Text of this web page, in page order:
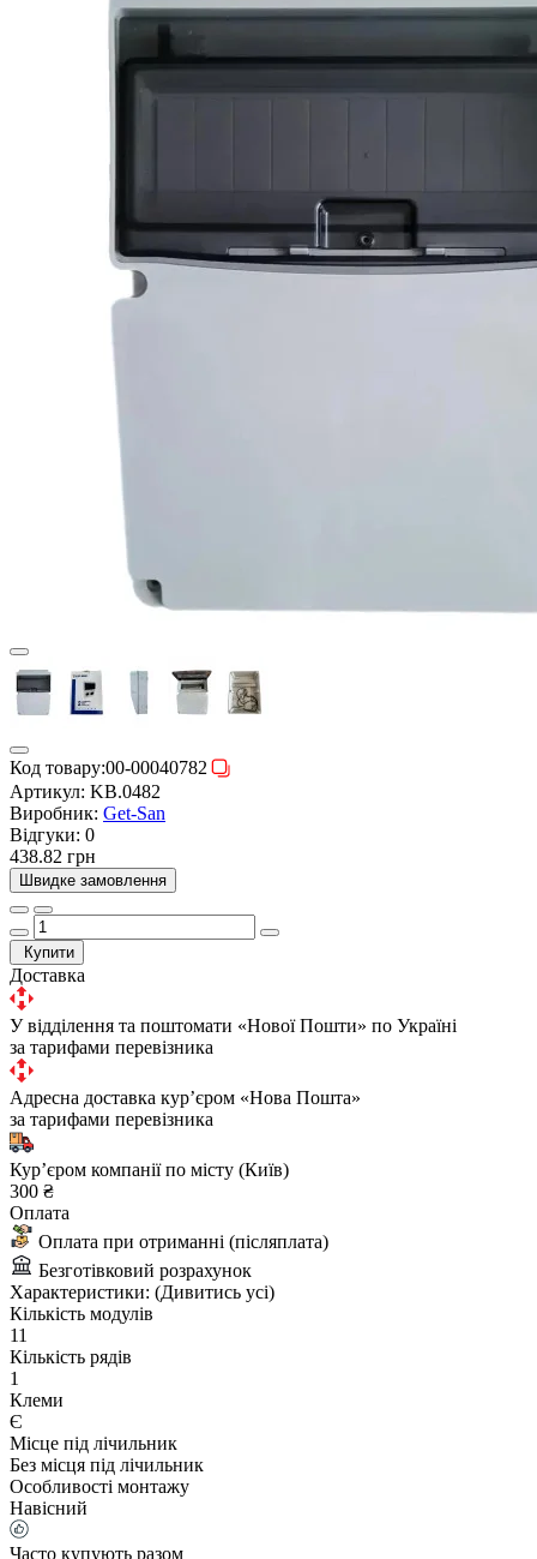
Код товару:00-00040782
Артикул: KB.0482
Виробник: Get-San
Відгуки: 0
438.82 грн
Швидке замовлення
Купити
Доставка
У відділення та поштомати «Нової Пошти» по Україні
за тарифами перевізника
Адресна доставка курʼєром «Нова Пошта»
за тарифами перевізника
Курʼєром компанії по місту (Київ)
300 ₴
Оплата
Оплата при отриманні (післяплата)
Безготівковий розрахунок
Характеристики: (Дивитись усі)
Кількість модулів
11
Кількість рядів
1
Клеми
Є
Місце під лічильник
Без місця під лічильник
Особливості монтажу
Навісний
Часто купують разом